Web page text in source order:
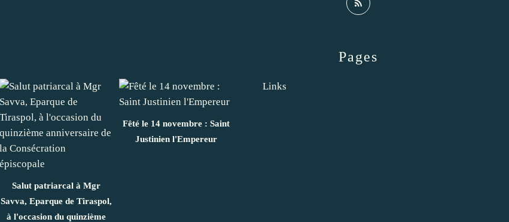
Salut patriarcal à Mgr
Savva, Eparque de Tiraspol,
à l'occasion du quinzième
Fêté le 14 novembre : Saint
Justinien l'Empereur
Pages
Links